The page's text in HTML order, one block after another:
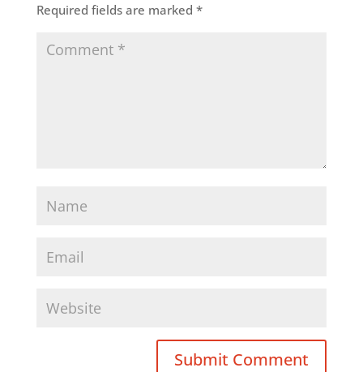
Required fields are marked *